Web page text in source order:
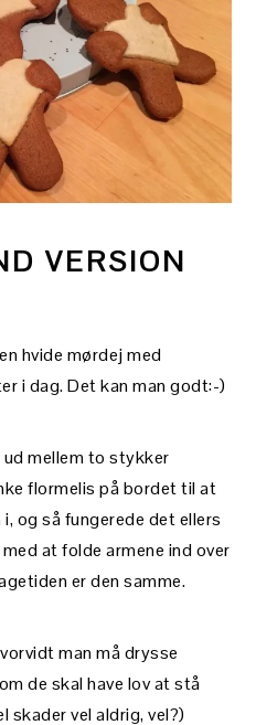
VERSION
hvide mørdej med
i dag. Det kan man godt:-)
mellem to stykker
flormelis på bordet til at
og så fungerede det ellers
at folde armene ind over
er den samme.
man må drysse
de skal have lov at stå
skader vel aldrig, vel?)